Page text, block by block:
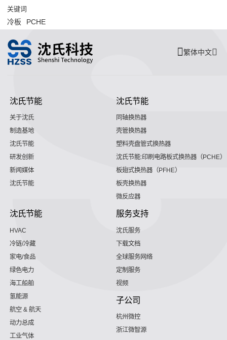
关键词
冷板 PCHE
繁体中文
沈氏节能
关于沈氏
制造基地
沈氏节能
研发创新
新闻媒体
沈氏节能
沈氏节能
同轴换热器
壳管换热器
塑料壳盘管式换热器
沈氏节能:印刷电路板式换热器（PCHE）
板翅式换热器（PFHE）
板壳换热器
微反应器
沈氏节能
HVAC
冷链/冷藏
家电/食品
绿色电力
海工船舶
氢能源
航空 & 航天
动力总成
工业气体
服务支持
沈氏服务
下载文档
全球服务网络
定制服务
视频
子公司
杭州微控
浙江微智源